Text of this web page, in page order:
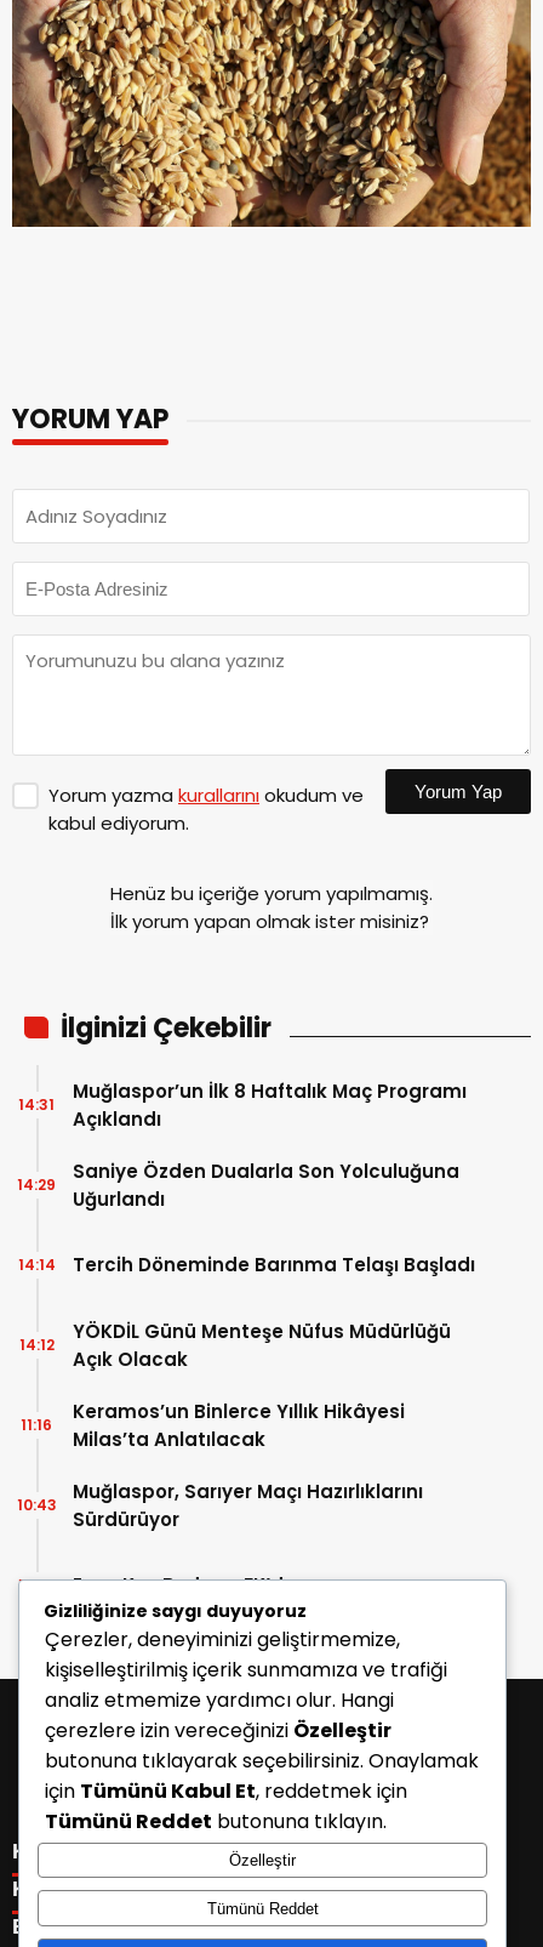
YORUM YAP
Yorum yazma kurallarınıokudum ve
kabul ediyorum.
Yorum Yap
Henüz bu içeriğe yorum yapılmamış.
İlk yorum yapan olmak ister misiniz?
İlginizi Çekebilir
Muğlaspor’un İlk 8 Haftalık Maç Programı
Açıklandı
14:31
Saniye Özden Dualarla Son Yolculuğuna
Uğurlandı
14:29
Tercih Döneminde Barınma Telaşı Başladı
14:14
YÖKDİL Günü Menteşe Nüfus Müdürlüğü
Açık Olacak
14:12
Keramos’un Binlerce Yıllık Hikâyesi
Milas’ta Anlatılacak
11:16
Muğlaspor, Sarıyer Maçı Hazırlıklarını
Sürdürüyor
10:43
Enes Koç Bodrum FK’da
10:41
KATEGORİLER
Menü seçimi yapın. WP-ADMIN → Görünüm → Menüler
sayfasından menü eşleştirmesi yapınız.
KISAYOLLAR
Menü seçimi yapın. WP-ADMIN → Görünüm → Menüler
E-BÜLTEN
Gizliliğinize saygı duyuyoruz
Çerezler, deneyiminizi geliştirmemize,
kişiselleştirilmiş içerik sunmamıza ve trafiği
analiz etmemize yardımcı olur. Hangi
çerezlere izin vereceğinizi Özelleştir
butonuna tıklayarak seçebilirsiniz. Onaylamak
için Tümünü Kabul Et, reddetmek için
Tümünü Reddet butonuna tıklayın.
Özelleştir
Tümünü Reddet